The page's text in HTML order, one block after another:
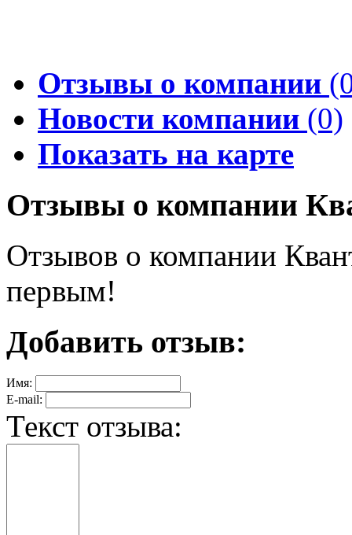
Отзывы о компании
Новости компании (0)
Показать на карте
Отзывы о компании
Отзывов о компании
первым!
Добавить отзыв:
Имя:
E-mail:
Текст отзыва: